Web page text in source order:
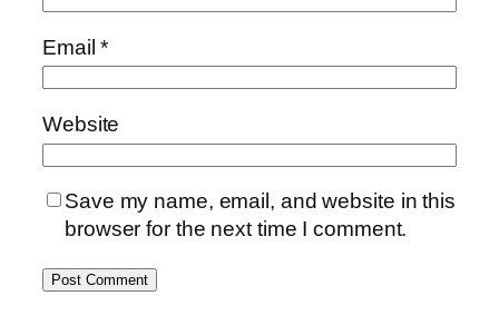
Email*
Website
Save my name, email, and website in this
browser for the next time I comment.